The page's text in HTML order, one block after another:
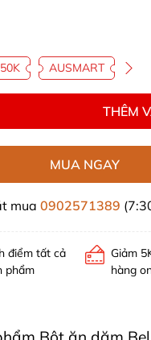
AUSMART
THÊM
MUA NGAY
mua0902571389
điểm tất cả
phẩm
Giảm
hàng